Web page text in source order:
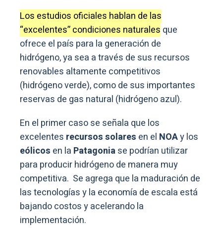
Los estudios oficiales hablan de las
“excelentes” condiciones naturales que
ofrece el país para la generación de
hidrógeno, ya sea a través de sus recursos
renovables altamente competitivos
(hidrógeno verde), como de sus importantes
reservas de gas natural (hidrógeno azul).
En el primer caso se señala que los
excelentes recursos solares en el NOAy los
eólicos en la Patagoniase podrían utilizar
para producir hidrógeno de manera muy
competitiva. Se agrega que la maduración de
las tecnologías y la economía de escala está
bajando costos y acelerando la
implementación.